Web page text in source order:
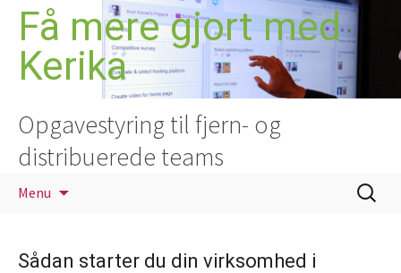
Hop
indhold
Få mere gjort med
Kerika
Opgavestyring til fjern- og
distribuerede teams
Menu
Søg
efter:
Sådan starter du din virksomhed i